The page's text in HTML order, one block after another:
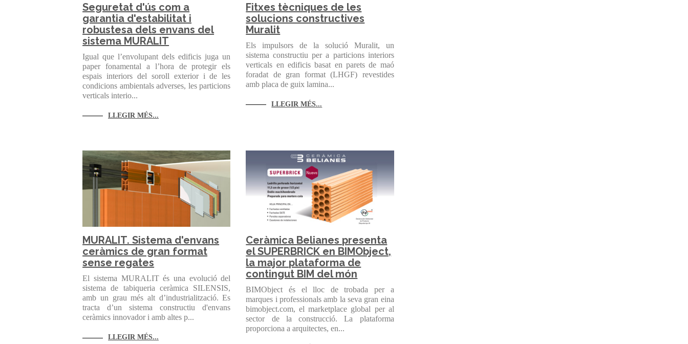
Seguretat d'ús com a
garantia d'estabilitat i
robustesa dels envans del
sistema MURALIT
Igual que l’envolupant dels edificis juga un
paper fonamental a l’hora de protegir els
espais interiors del soroll exterior i de les
condicions ambientals adverses, les particions
verticals interio...
LLEGIR MÉS...
Fitxes tècniques de les
solucions constructives
Muralit
Els impulsors de la solució Muralit, un
sistema constructiu per a particions interiors
verticals en edificis basat en parets de maó
foradat de gran format (LHGF) revestides
amb placa de guix lamina...
LLEGIR MÉS...
MURALIT. Sistema d'envans
ceràmics de gran format
sense regates
El sistema MURALIT és una evolució del
sistema de tabiqueria ceràmica SILENSIS,
amb un grau més alt d’industrialització. Es
tracta d’un sistema constructiu d'envans
ceràmics innovador i amb altes p...
LLEGIR MÉS...
Ceràmica Belianes presenta
el SUPERBRICK en BIMObject,
la major plataforma de
contingut BIM del món
BIMObject és el lloc de trobada per a
marques i professionals amb la seva gran eina
bimobject.com, el marketplace global per al
sector de la construcció. La plataforma
proporciona a arquitectes, en...